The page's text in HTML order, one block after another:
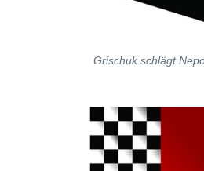
Grischuk schlägt